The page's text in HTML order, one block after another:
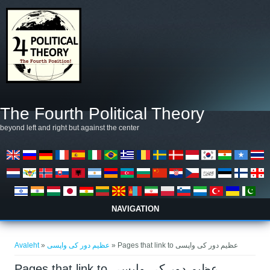
The Fourth Political Theory
beyond left and right but against the center
NAVIGATION
Avaleht»عظیم دور کی واپسی » Pages that link to عظیم دور کی واپسی